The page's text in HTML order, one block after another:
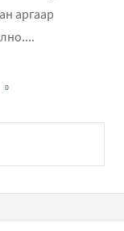
аргаар
0